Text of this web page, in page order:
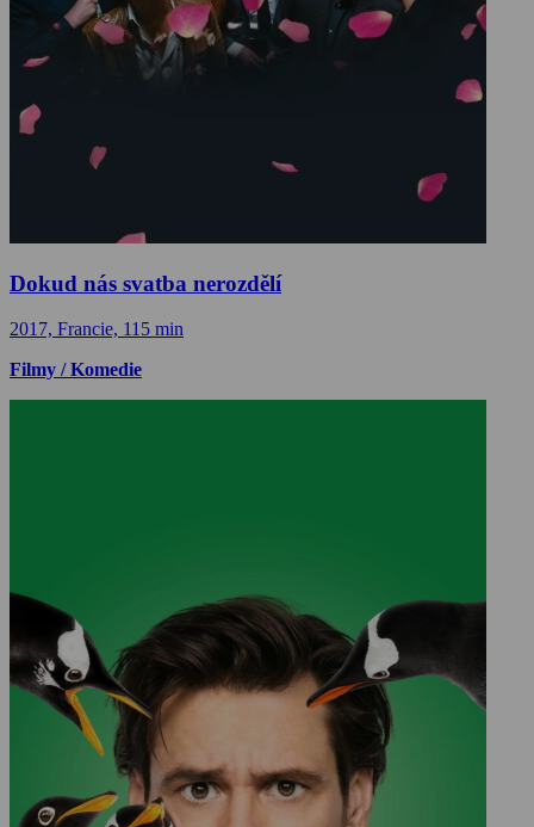
Dokud nás svatba nerozdělí
2017, Francie, 115 min
Filmy / Komedie